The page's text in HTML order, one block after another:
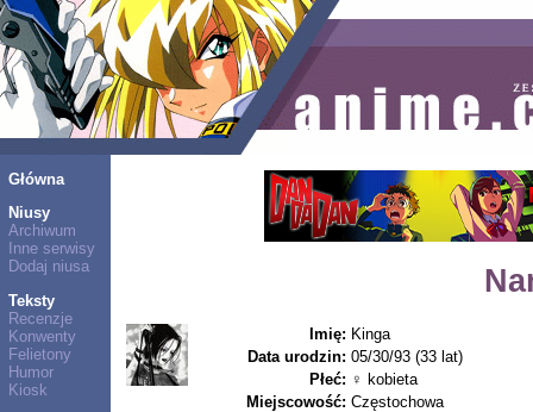
Główna
Niusy
Archiwum
Inne serwisy
Dodaj niusa
Teksty
Recenzje
Konwenty
Felietony
Humor
Kiosk
Imię: Kinga
Data urodzin: 05/30/93 (33 lat)
Płeć: ♀ kobieta
Miejscowość: Częstochowa